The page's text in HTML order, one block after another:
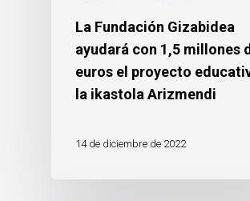
La Fundación Gizabidea
ayudará con 1,5 millones
euros el proyecto
la ikastola Arizmendi
14 de diciembre de 2022